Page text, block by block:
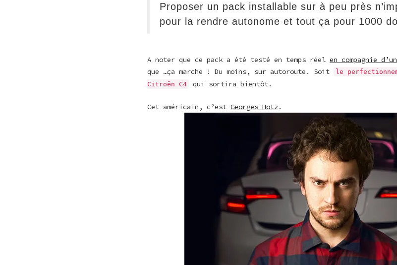
Proposer un pack installable sur à peu près
pour la rendre autonome et tout ça pour 1000
A noter que ce pack a été testé en temps réel en compagnie
que …ça marche ! Du moins, sur autoroute. Soit
le
Citroën C4
qui sortira bientôt.
Cet américain, c’est Georges Hotz.